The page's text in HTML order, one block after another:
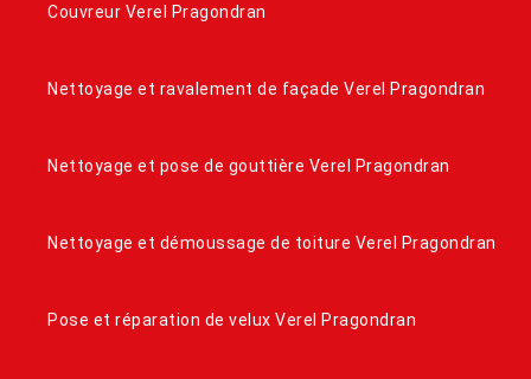
Couvreur Verel Pragondran
Nettoyage et ravalement de façade Verel Pragondran
Nettoyage et pose de gouttière Verel Pragondran
Nettoyage et démoussage de toiture Verel Pragondran
Pose et réparation de velux Verel Pragondran